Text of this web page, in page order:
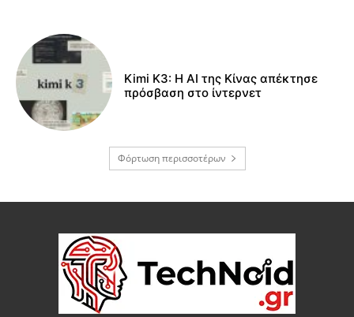
Kimi K3: Η AI της Κίνας απέκτησε
πρόσβαση στο ίντερνετ
Φόρτωση περισσοτέρων